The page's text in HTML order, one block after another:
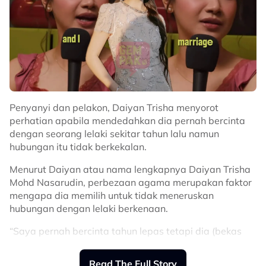
Penyanyi dan pelakon, Daiyan Trisha menyorot
perhatian apabila mendedahkan dia pernah bercinta
dengan seorang lelaki sekitar tahun lalu namun
hubungan itu tidak berkekalan.
Menurut Daiyan atau nama lengkapnya Daiyan Trisha
Mohd Nasarudin, perbezaan agama merupakan faktor
mengapa dia memilih untuk tidak meneruskan
hubungan dengan lelaki berkenaan.
“Saya pernah bercinta tahun lepas tetapi dia (bekas
Read The Full Story